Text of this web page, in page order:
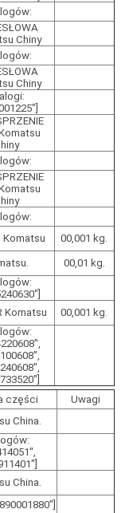
Chiny
Chiny
Komatsu 00,001 kg.
00,01 kg.
Komatsu
00,001 kg.
części
Uwagi
China.
China.